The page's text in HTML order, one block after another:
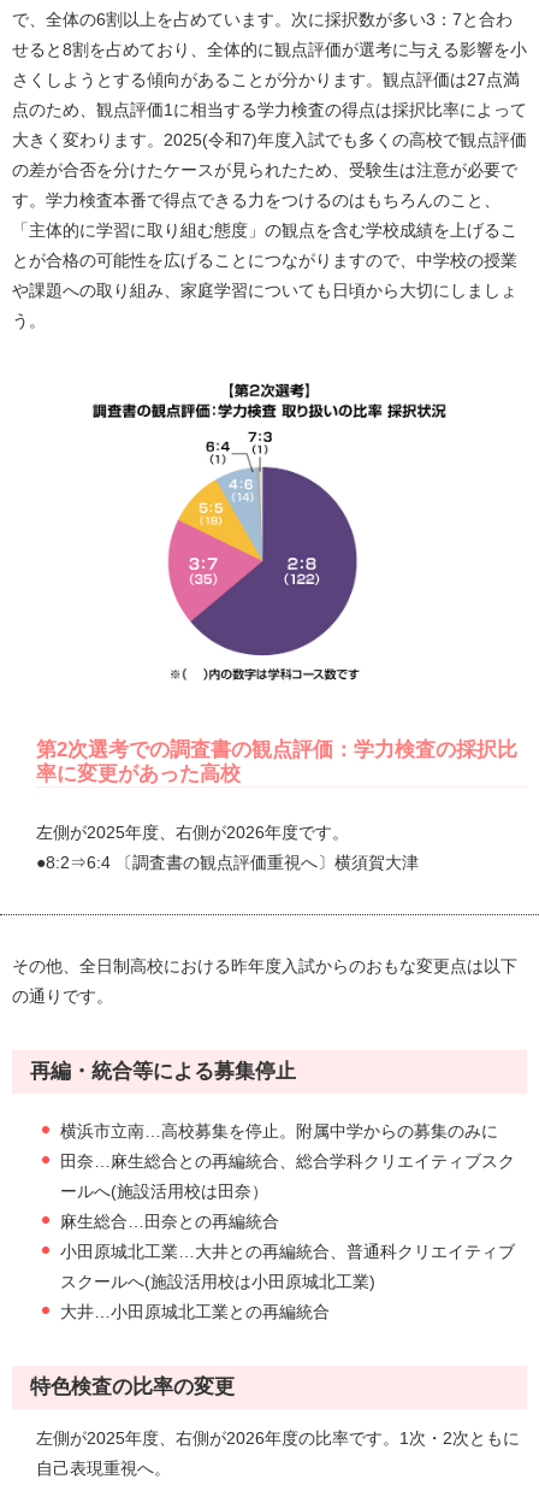
で、全体の6割以上を占めています。次に採択数が多い3：7と合わ
せると8割を占めており、全体的に観点評価が選考に与える影響を小
さくしようとする傾向があることが分かります。観点評価は27点満
点のため、観点評価1に相当する学力検査の得点は採択比率によって
大きく変わります。2025(令和7)年度入試でも多くの高校で観点評価
の差が合否を分けたケースが見られたため、受験生は注意が必要で
す。学力検査本番で得点できる力をつけるのはもちろんのこと、
「主体的に学習に取り組む態度」の観点を含む学校成績を上げるこ
とが合格の可能性を広げることにつながりますので、中学校の授業
や課題への取り組み、家庭学習についても日頃から大切にしましょ
う。
第2次選考での調査書の観点評価：学力検査の採択比
率に変更があった高校
左側が2025年度、右側が2026年度です。
●8:2⇒6:4 〔調査書の観点評価重視へ〕横須賀大津
その他、全日制高校における昨年度入試からのおもな変更点は以下
の通りです。
再編・統合等による募集停止
横浜市立南…高校募集を停止。附属中学からの募集のみに
田奈…麻生総合との再編統合、総合学科クリエイティブスク
ールへ(施設活用校は田奈）
麻生総合…田奈との再編統合
小田原城北工業…大井との再編統合、普通科クリエイティブ
スクールへ(施設活用校は小田原城北工業)
大井…小田原城北工業との再編統合
特色検査の比率の変更
左側が2025年度、右側が2026年度の比率です。1次・2次ともに
自己表現重視へ。